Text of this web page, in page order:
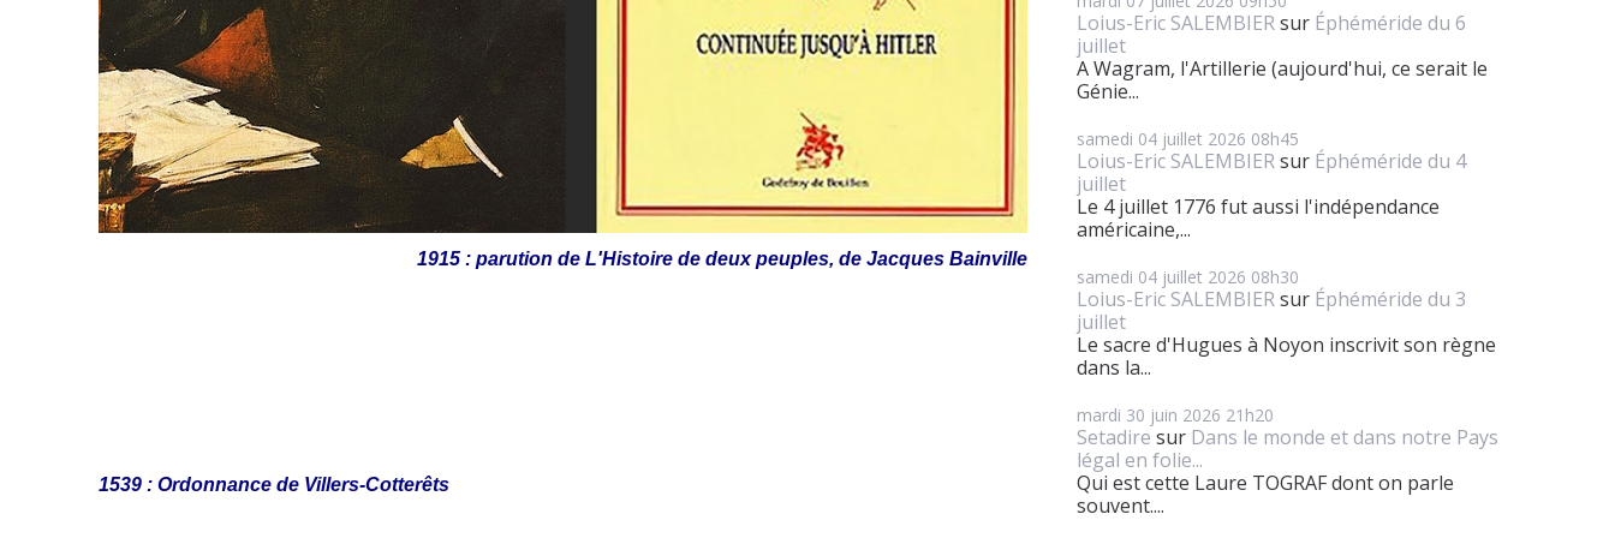
1915 : parution de L'Histoire de deux peuples, de Jacques Bainville
1539 : Ordonnance de Villers-Cotterêts
Loius-Eric SALEMBIERsur Éphéméride du 6
juillet
A Wagram, l'Artillerie (aujourd'hui, ce serait le
Génie...
samedi 04 juillet 2026 08h45
Loius-Eric SALEMBIERsur Éphéméride du 4
juillet
Le 4 juillet 1776 fut aussi l'indépendance
américaine,...
samedi 04 juillet 2026 08h30
Loius-Eric SALEMBIERsur Éphéméride du 3
juillet
Le sacre d'Hugues à Noyon inscrivit son règne
dans la...
mardi 30 juin 2026 21h20
Setadire sur Dans le monde et dans notre Pays
légal en folie...
Qui est cette Laure TOGRAF dont on parle
souvent....